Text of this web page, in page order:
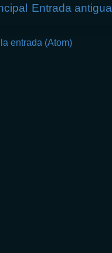
Entrada antigua
entrada (Atom)